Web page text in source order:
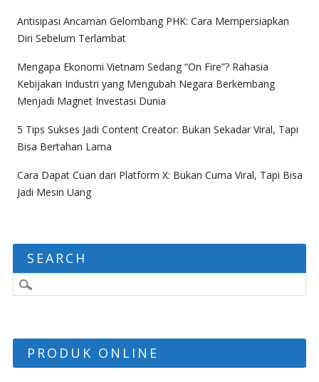
Antisipasi Ancaman Gelombang PHK: Cara Mempersiapkan
Diri Sebelum Terlambat
Mengapa Ekonomi Vietnam Sedang “On Fire”? Rahasia
Kebijakan Industri yang Mengubah Negara Berkembang
Menjadi Magnet Investasi Dunia
5 Tips Sukses Jadi Content Creator: Bukan Sekadar Viral, Tapi
Bisa Bertahan Lama
Cara Dapat Cuan dari Platform X: Bukan Cuma Viral, Tapi Bisa
Jadi Mesin Uang
SEARCH
PRODUK ONLINE